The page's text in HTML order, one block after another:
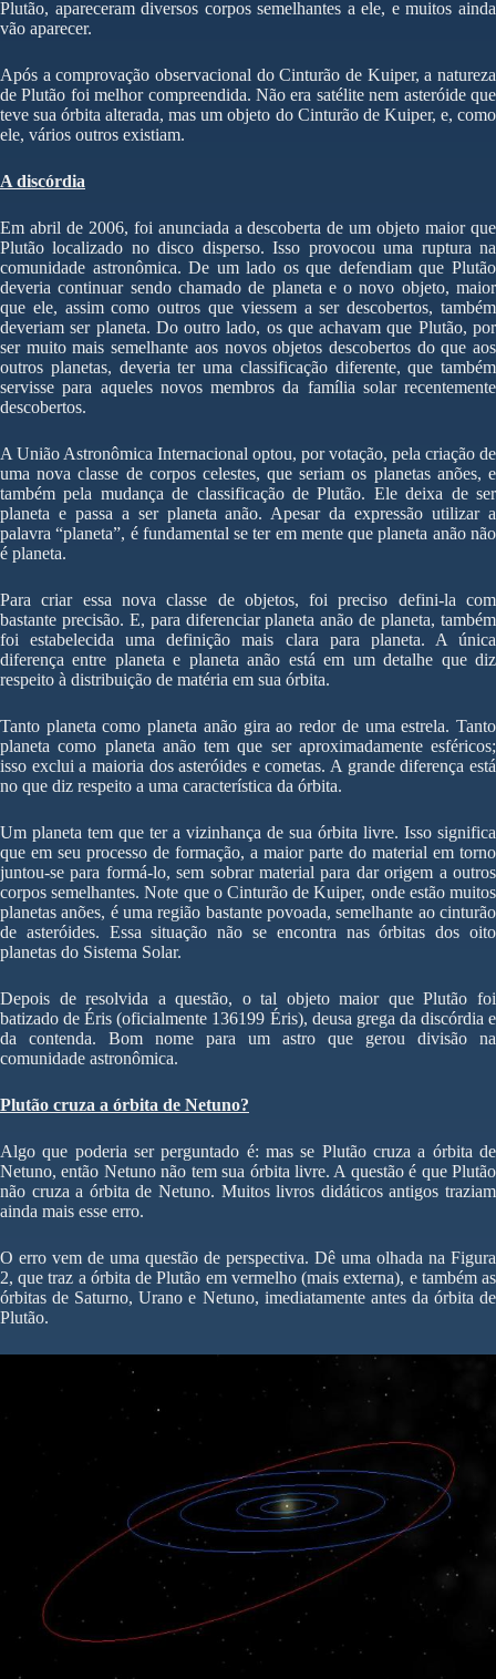
Plutão, apareceram diversos corpos semelhantes a ele, e muitos ainda
vão aparecer.
Após a comprovação observacional do Cinturão de Kuiper, a natureza
de Plutão foi melhor compreendida. Não era satélite nem asteróide que
teve sua órbita alterada, mas um objeto do Cinturão de Kuiper, e, como
ele, vários outros existiam.
A discórdia
Em abril de 2006, foi anunciada a descoberta de um objeto maior que
Plutão localizado no disco disperso. Isso provocou uma ruptura na
comunidade astronômica. De um lado os que defendiam que Plutão
deveria continuar sendo chamado de planeta e o novo objeto, maior
que ele, assim como outros que viessem a ser descobertos, também
deveriam ser planeta. Do outro lado, os que achavam que Plutão, por
ser muito mais semelhante aos novos objetos descobertos do que aos
outros planetas, deveria ter uma classificação diferente, que também
servisse para aqueles novos membros da família solar recentemente
descobertos.
A União Astronômica Internacional optou, por votação, pela criação de
uma nova classe de corpos celestes, que seriam os planetas anões, e
também pela mudança de classificação de Plutão. Ele deixa de ser
planeta e passa a ser planeta anão. Apesar da expressão utilizar a
palavra “planeta”, é fundamental se ter em mente que planeta anão não
é planeta.
Para criar essa nova classe de objetos, foi preciso defini-la com
bastante precisão. E, para diferenciar planeta anão de planeta, também
foi estabelecida uma definição mais clara para planeta. A única
diferença entre planeta e planeta anão está em um detalhe que diz
respeito à distribuição de matéria em sua órbita.
Tanto planeta como planeta anão gira ao redor de uma estrela. Tanto
planeta como planeta anão tem que ser aproximadamente esféricos;
isso exclui a maioria dos asteróides e cometas. A grande diferença está
no que diz respeito a uma característica da órbita.
Um planeta tem que ter a vizinhança de sua órbita livre. Isso significa
que em seu processo de formação, a maior parte do material em torno
juntou-se para formá-lo, sem sobrar material para dar origem a outros
corpos semelhantes. Note que o Cinturão de Kuiper, onde estão muitos
planetas anões, é uma região bastante povoada, semelhante ao cinturão
de asteróides. Essa situação não se encontra nas órbitas dos oito
planetas do Sistema Solar.
Depois de resolvida a questão, o tal objeto maior que Plutão foi
batizado de Éris (oficialmente 136199 Éris), deusa grega da discórdia e
da contenda. Bom nome para um astro que gerou divisão na
comunidade astronômica.
Plutão cruza a órbita de Netuno?
Algo que poderia ser perguntado é: mas se Plutão cruza a órbita de
Netuno, então Netuno não tem sua órbita livre. A questão é que Plutão
não cruza a órbita de Netuno. Muitos livros didáticos antigos traziam
ainda mais esse erro.
O erro vem de uma questão de perspectiva. Dê uma olhada na Figura
2, que traz a órbita de Plutão em vermelho (mais externa), e também as
órbitas de Saturno, Urano e Netuno, imediatamente antes da órbita de
Plutão.